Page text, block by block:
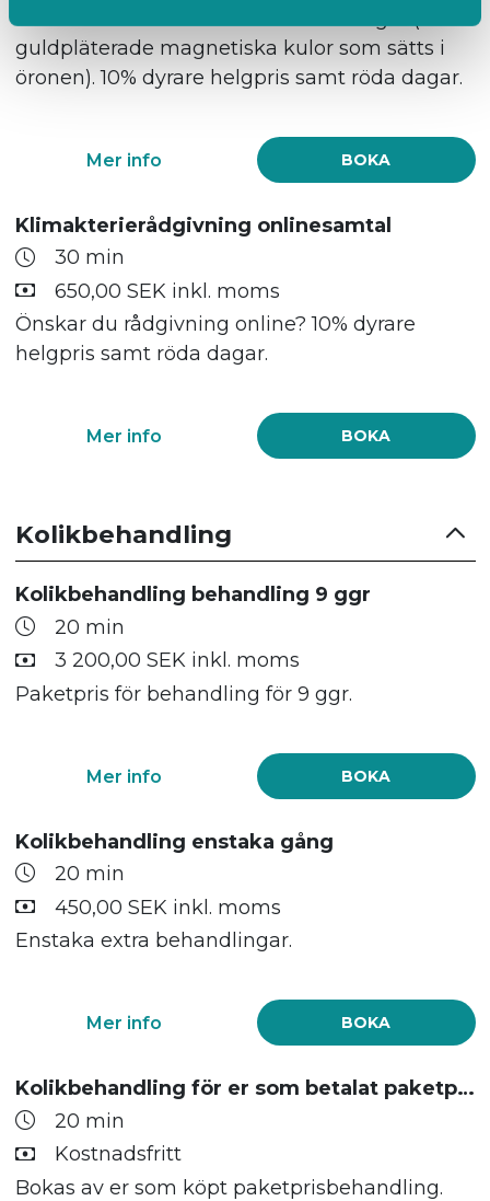
guldpläterade magnetiska kulor som sätts i
öronen). 10% dyrare helgpris samt röda dagar.
BOKA
Mer info
Klimakterierådgivning onlinesamtal
30 min
650,00 SEK inkl. moms
Önskar du rådgivning online? 10% dyrare
helgpris samt röda dagar.
BOKA
Mer info
Kolikbehandling
Kolikbehandling behandling 9 ggr
20 min
3 200,00 SEK inkl. moms
Paketpris för behandling för 9 ggr.
BOKA
Mer info
Kolikbehandling enstaka gång
20 min
450,00 SEK inkl. moms
Enstaka extra behandlingar.
BOKA
Mer info
Kolikbehandling för er som betalat paketpris
20 min
Kostnadsfritt
Bokas av er som köpt paketprisbehandling.